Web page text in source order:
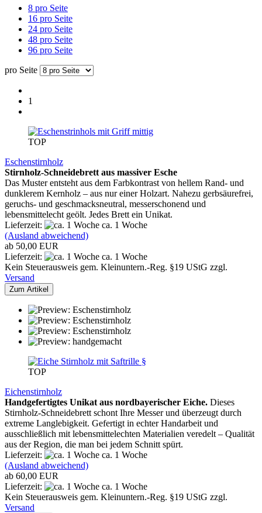
8 pro Seite
16 pro Seite
24 pro Seite
48 pro Seite
96 pro Seite
pro Seite
1
TOP
Eschenstirnholz
Stirnholz-Schneidebrett aus massiver Esche
Das Muster entsteht aus dem Farbkontrast von hellem Rand- und
dunklerem Kernholz – aus nur einer Holzart. Nahezu gerbsäurefrei,
geruchs- und geschmacksneutral, messerschonend und
lebensmittelecht geölt. Jedes Brett ein Unikat.
Lieferzeit:
ca. 1 Woche
(Ausland abweichend)
ab 50,00 EUR
Lieferzeit:
ca. 1 Woche
Kein Steuerausweis gem. Kleinuntern.-Reg. §19 UStG zzgl.
Versand
Zum Artikel
TOP
Eichenstirnholz
Handgefertigtes Unikat aus nordbayerischer Eiche. Dieses
Stirnholz-Schneidebrett schont Ihre Messer und überzeugt durch
extreme Langlebigkeit. Gefertigt in echter Handarbeit und
ausschließlich mit lebensmittelechten Materialien veredelt – Qualität
aus der Region, die man bei jedem Schnitt spürt.
Lieferzeit:
ca. 1 Woche
(Ausland abweichend)
ab 60,00 EUR
Lieferzeit:
ca. 1 Woche
Kein Steuerausweis gem. Kleinuntern.-Reg. §19 UStG zzgl.
Versand